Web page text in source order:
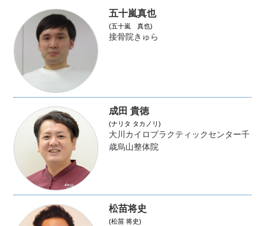
五十嵐真也
(五十嵐 真也)
接骨院きゅら
成田 貴徳
(ナリタ タカノリ)
大川カイロプラクティックセンター千
歳烏山整体院
松苗将史
(松苗 将史)